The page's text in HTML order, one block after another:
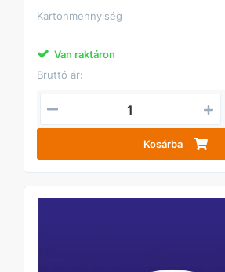
Kartonmennyiség
Van raktáron
Bruttó ár:
Kosárba